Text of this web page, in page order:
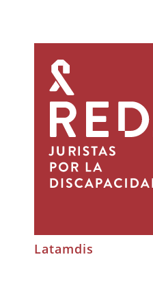
por
discapacidad
Latamdis